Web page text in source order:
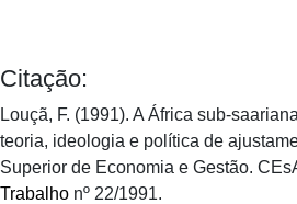
Citação:
Louçã, F. (1991). A África sub-
teoria, ideologia e política de
Superior de Economia e Gestão.
Trabalho nº 22/1991.